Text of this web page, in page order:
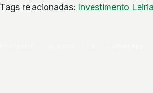
Tags relacionadas: Investimento Leiria